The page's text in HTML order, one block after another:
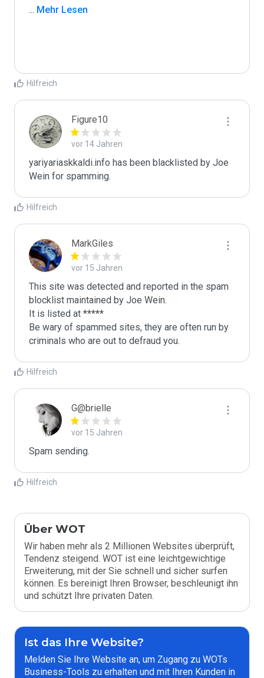
... Mehr Lesen
Hilfreich
Figure10
vor 14 Jahren
yariyariaskkaldi.info has been blacklisted by Joe
Wein for spamming.
Hilfreich
MarkGiles
vor 15 Jahren
This site was detected and reported in the spam
blocklist maintained by Joe Wein.
It is listed at *****
Be wary of spammed sites, they are often run by
criminals who are out to defraud you.
Hilfreich
G@brielle
vor 15 Jahren
Spam sending.
Hilfreich
Über WOT
Wir haben mehr als 2 Millionen Websites überprüft,
Tendenz steigend. WOT ist eine leichtgewichtige
Erweiterung, mit der Sie schnell und sicher surfen
können. Es bereinigt Ihren Browser, beschleunigt ihn
und schützt Ihre privaten Daten.
Ist das Ihre Website?
Melden Sie Ihre Website an, um Zugang zu WOTs
Business-Tools zu erhalten und mit Ihren Kunden in